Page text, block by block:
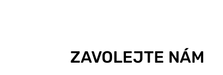
ZAVOLEJTE NÁM